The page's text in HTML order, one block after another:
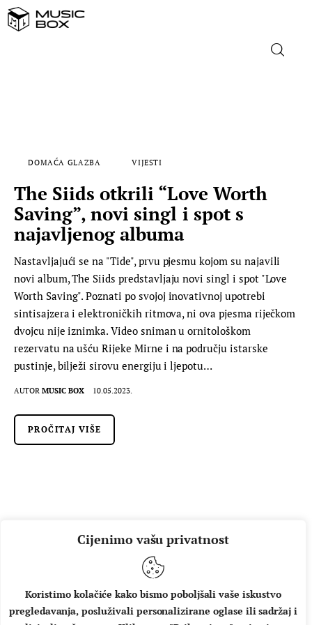
Cijenimo vašu privatnost
Koristimo kolačiće kako bismo poboljšali vaše iskustvo
pregledavanja, posluživali personalizirane oglase ili sadržaj i
FILM
MUSIC BOX
DOMAĆA GLAZBA VIJESTI
The Siids otkrili “Love Worth
Saving”, novi singl i spot s
najavljenog albuma
Nastavljajući se na "Tide", prvu pjesmu kojom su najavili
novi album, The Siids predstavljaju novi singl i spot "Love
Worth Saving". Poznati po svojoj inovativnoj upotrebi
sintisajzera i elektroničkih ritmova, ni ova pjesma riječkom
dvojcu nije iznimka. Video sniman u ornitološkom
rezervatu na ušću Rijeke Mirne i na području istarske
pustinje, bilježi sirovu energiju i ljepotu…
AUTOR MUSIC BOX 10.05.2023.
PROČITAJ VIŠE
O NAMA IMPRESSUM UVJETI KORIŠTENJA